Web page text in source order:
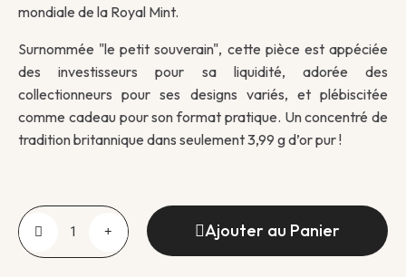
mondiale de la Royal Mint.
Surnommée "le petit souverain", cette pièce est appéciée
des investisseurs pour sa liquidité, adorée des
collectionneurs pour ses designs variés, et plébiscitée
comme cadeau pour son format pratique. Un concentré de
tradition britannique dans seulement 3,99 g d’or pur !
Ajouter au Panier